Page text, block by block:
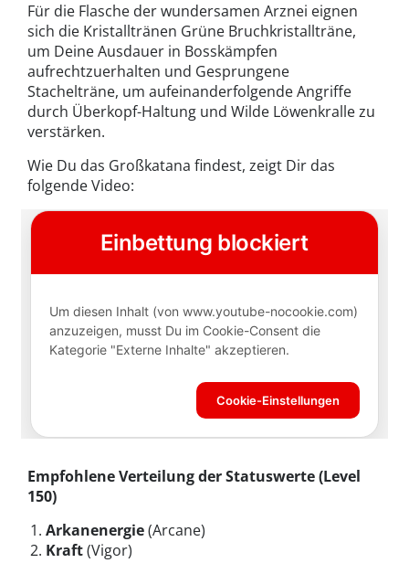
Für die Flasche der wundersamen Arznei eignen
sich die Kristalltränen Grüne Bruchkristallträne,
um Deine Ausdauer in Bosskämpfen
aufrechtzuerhalten und Gesprungene
Stachelträne, um aufeinanderfolgende Angriffe
durch Überkopf-Haltung und Wilde Löwenkralle zu
verstärken.
Wie Du das Großkatana findest, zeigt Dir das
folgende Video:
Empfohlene Verteilung der Statuswerte (Level
150)
Arkanenergie(Arcane)
Kraft(Vigor)